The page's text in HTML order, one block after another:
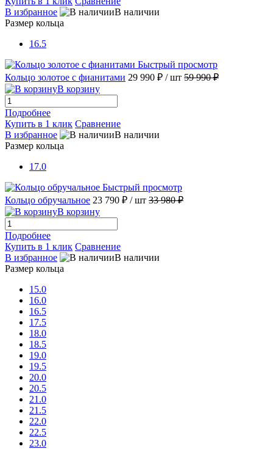
В избранное
В наличии
Размер кольца
16.5
Быстрый просмотр
Кольцо золотое с фианитами 29 990 ₽ / шт 59 990 ₽
В корзину
Подробнее
Купить в 1 клик Сравнение
В избранное
В наличии
Размер кольца
17.0
Быстрый просмотр
Кольцо обручальное 23 790 ₽ / шт 33 980 ₽
В корзину
Подробнее
Купить в 1 клик Сравнение
В избранное
В наличии
Размер кольца
15.0
16.0
16.5
17.5
18.0
18.5
19.0
19.5
20.0
20.5
21.0
21.5
22.0
22.5
23.0